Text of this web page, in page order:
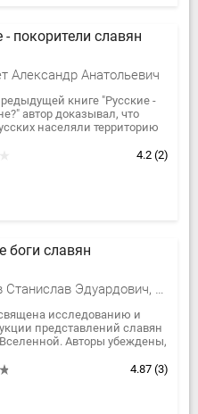
- покорители славян
Александр Анатольевич
книге "Русские -
автор доказывал, что
населяли территорию
ледникового периода....4.2 (2)
боги славян
Ермаков Станислав Эдуардович, Гаврилов Дмитрий Анатольевич
исследованию и
представлений славян
Авторы убеждены,
мировосприятия...
4.87 (3)